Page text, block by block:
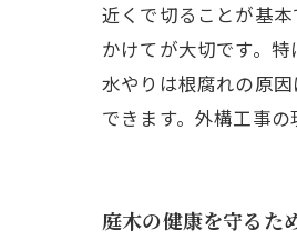
近くで切ることが基
かけてが大切です。
水やりは根腐れの原
できます。外構工事
庭木の健康を守るた